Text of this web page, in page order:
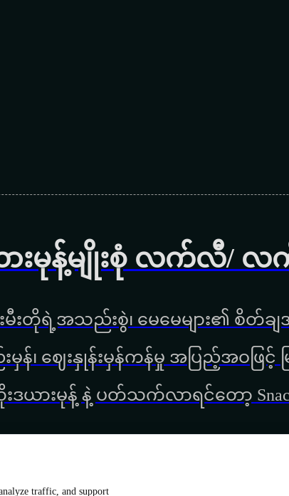
းမုန့်မျိုးစုံ လက်လီ/ လ
မီးတိုရဲ့အသည်းစွဲ၊ မေမေများ၏ စိတ်ချ
ည်းမှန်၊ ‌ဈေးနှုန်းမှန်ကန်မှု အပြည့်အဝဖ
ဒယားမုန့် နဲ့ ပတ်သက်လာရင်တော့
traffic, and support